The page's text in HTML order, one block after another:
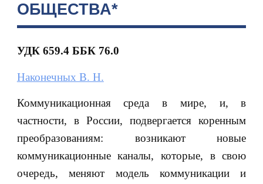
ОБЩЕСТВА*
УДК 659.4 ББК 76.0
Наконечных В. Н.
Коммуникационная среда в мире, и, в
частности, в России, подвергается коренным
преобразованиям: возникают новые
коммуникационные каналы, которые, в свою
очередь, меняют модель коммуникации и